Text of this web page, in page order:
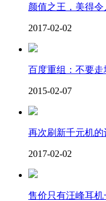
颜值之王，美得
2017-02-02
百度重组：不要
2015-02-07
再次刷新千元机
2017-02-02
售价只有汪峰耳